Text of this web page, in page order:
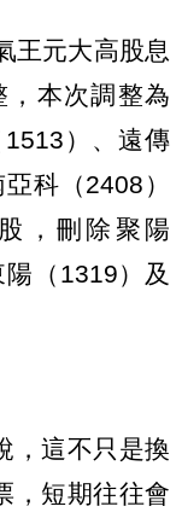
王元大高股息
，本次調整為
）、遠傳
科（2408）
，刪除聚陽
（1319）及
，這不只是換
，短期往往會